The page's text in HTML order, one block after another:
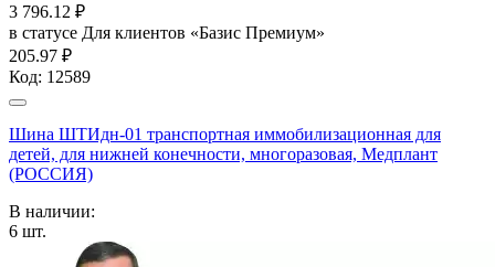
3 796.12 ₽
в статусе Для клиентов «Базис Премиум»
205.97 ₽
Код: 12589
Шина ШТИдн-01 транспортная иммобилизационная для
детей, для нижней конечности, многоразовая, Медплант
(РОССИЯ)
В наличии:
6 шт.